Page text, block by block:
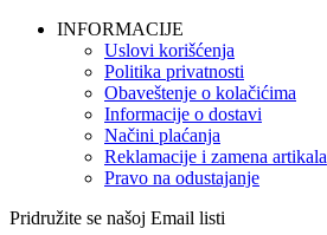
INFORMACIJE
Uslovi korišćenja
Politika privatnosti
Obaveštenje o kolačićima
Informacije o dostavi
Načini plaćanja
Reklamacije i zamena artikala
Pravo na odustajanje
Pridružite se našoj Email listi